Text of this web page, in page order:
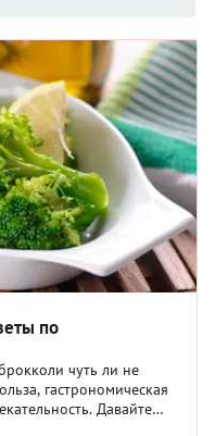
по
чуть ли не
гастрономическая
Давайте
этой капусты и